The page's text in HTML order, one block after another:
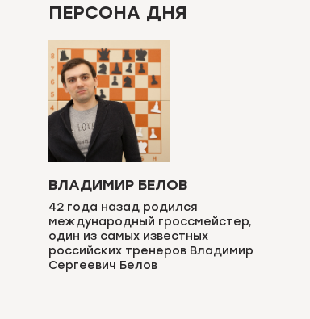
ПЕРСОНА ДНЯ
ВЛАДИМИР БЕЛОВ
42 года назад родился
международный гроссмейстер,
один из самых известных
российских тренеров Владимир
Сергеевич Белов